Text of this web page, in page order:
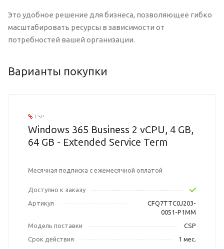
Это удобное решение для бизнеса, позволяющее гибко
масштабировать ресурсы в зависимости от
потребностей вашей организации.
Варианты покупки
CSP
Windows 365 Business 2 vCPU, 4 GB,
64 GB - Extended Service Term
Месячная подписка с ежемесячной оплатой
Доступно к заказу
Артикул
CFQ7TTC0J203-
0051-P1MM
Модель поставки
CSP
Срок действия
1 мес.